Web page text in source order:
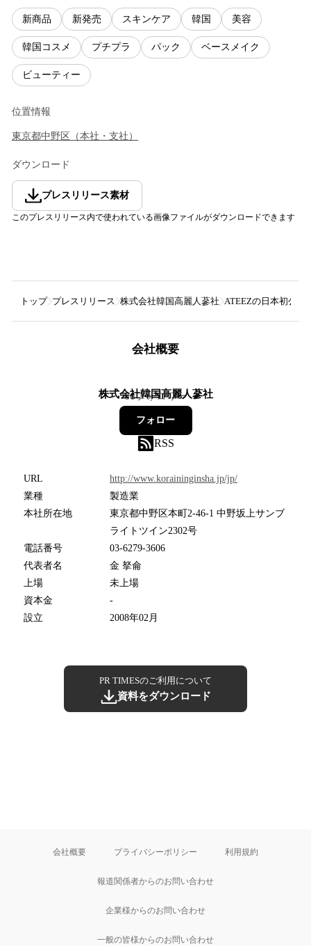
新商品 新発売 スキンケア 韓国 美容
韓国コスメ プチプラ パック ベースメイク
ビューティー
位置情報
東京都中野区 （本社・支社 ）
ダウンロード
プレスリリース素材
このプレスリリース内で使われている画像ファイルがダウンロードできます
トップ プレスリリース 株式会社韓国高麗人蔘社 ATEEZの日本初公開
会社概要
株式会社韓国高麗人蔘社
66フォロワー
フォロー
RSS
URL
http://www.koraininginsha.jp/jp/
業種
製造業
本社所在地
東京都中野区本町2-46-1 中野坂上サンブ
ライトツイン2302号
電話番号
03-6279-3606
代表者名
金 拏侖
上場
未上場
資本金
-
設立
2008年02月
PR TIMESのご利用について
資料をダウンロード
会社概要 プライバシーポリシー 利用規約
報道関係者からのお問い合わせ
企業様からのお問い合わせ
一般の皆様からのお問い合わせ